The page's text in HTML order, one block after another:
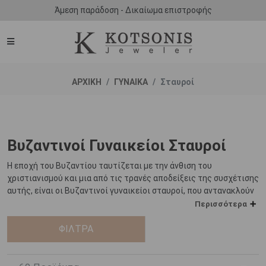
Άμεση παράδοση - Δικαίωμα επιστροφής
ΑΡΧΙΚΗ ΓΥΝΑΙΚΑ Σταυροί
Βυζαντινοί Γυναικείοι Σταυροί
Η εποχή του Βυζαντίου ταυτίζεται με την άνθιση του
χριστιανισμού και μια από τις τρανές αποδείξεις της συσχέτισης
αυτής, είναι οι Βυζαντινοί γυναικείοι σταυροί, που αντανακλούν
όλη την πλουμιστή και αριστοκρατική αύρα της ένδοξης αυτής
αυτοκρατορίας.
Οι γυναικείοι σταυροί σε Βυζαντινό στυλ, διαθέτουν έναν πολύ
Περισσότερα
ΦΙΛΤΡΑ